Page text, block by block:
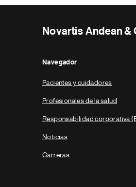
Novartis Andean &
Navegador
Pacientes y cuidadores
Profesionales de la salud
Responsabilidad corporativa
Noticias
Carreras